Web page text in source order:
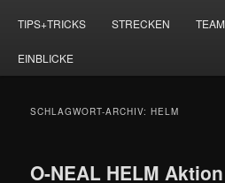
primären
Inhalt
springen
sekundären
Inhalt
springen
TIPS+TRICKS STRECKEN TEAM
EINBLICKE
SCHLAGWORT-ARCHIV:HELM
O-NEAL HELM Aktion